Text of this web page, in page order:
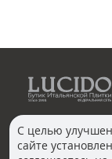
КОНТАКТЫ
С целью
сайте